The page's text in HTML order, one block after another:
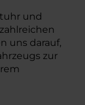
und
uns darauf,
zur